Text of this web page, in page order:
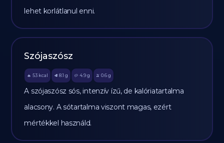
lehet korlátlanul enni.
Szójaszósz
🔥 53 kcal 🥩 8.1 g 🥔 4.9g 🫒 0.6 g
A szójaszósz sós, intenzív ízű, de kalóriatartalma
alacsony. A sótartalma viszont magas, ezért
mértékkel használd.